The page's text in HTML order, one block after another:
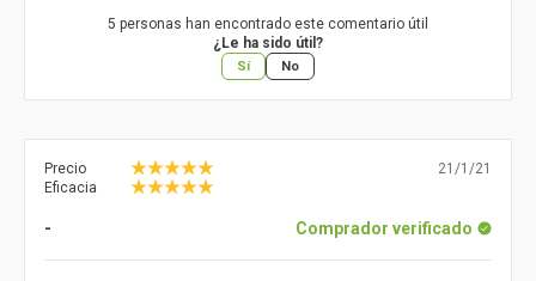
5 personas han encontrado este comentario útil
¿Le ha sido útil?
Sí No
Precio
Eficacia
21/1/21
- Comprador verificado